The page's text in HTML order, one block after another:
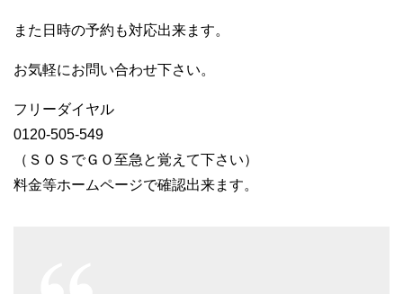
また日時の予約も対応出来ます。
お気軽にお問い合わせ下さい。
フリーダイヤル
0120-505-549
（ＳＯＳでＧＯ至急と覚えて下さい）
料金等ホームページで確認出来ます。